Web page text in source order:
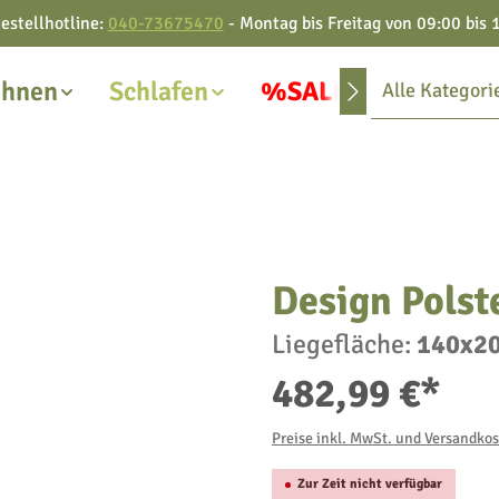
040-73675470 - Montag bis Freitag von 09:00 bis
Schlafen %SALE% Alle
Design
Liegefläche:
482,99 €*
Preise inkl. MwSt. und
Zur Zeit nicht verfügbar